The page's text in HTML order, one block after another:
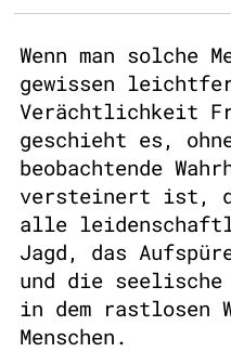
Wenn man solche
gewissen
Verächtlichkeit
geschieht es,
beobachtende
versteinert ist,
alle
Jagd, das
und die seelische
in dem rastlosen
Menschen.